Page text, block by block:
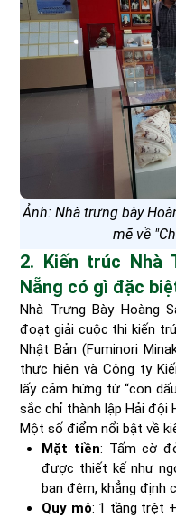
Ảnh: Nhà trưng bày
mẽ về
2. Kiến trúc Nhà
Nẵng có gì đặc
Nhà Trưng Bày Hoàng
đoạt giải cuộc thi kiến
Nhật Bản (Fuminori
thực hiện và Công ty
lấy cảm hứng từ “con
sắc chỉ thành lập Hải đội
Một số điểm nổi bật về
Mặt tiền: Tấm cờ
được thiết kế như
ban đêm, khẳng định
Quy mô: 1 tầng trệt